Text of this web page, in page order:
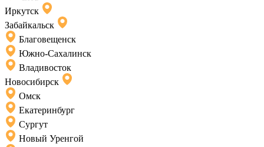
Иркутск
Забайкальск
Благовещенск
Южно-Сахалинск
Владивосток
Новосибирск
Омск
Екатеринбург
Сургут
Новый Уренгой